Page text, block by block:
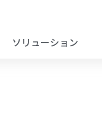
ソリューション